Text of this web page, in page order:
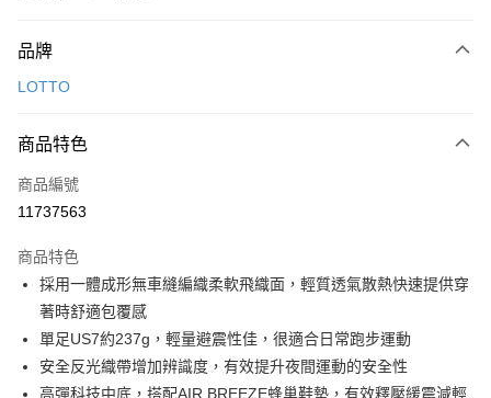
信用卡一次付款
LINE Pay
Apple Pay
悠遊付
Google Pay
全盈+PAY
AFTEE先享後付
品牌
LOTTO
商品特色
商品編號
11737563
商品特色
採用一體成形無車縫編織柔軟飛織面，輕質透氣散熱快速提供穿
著時舒適包覆感
單足US7約237g，輕量避震性佳，很適合日常跑步運動
安全反光織帶增加辨識度，有效提升夜間運動的安全性
高彈科技中底，搭配AIR BREEZE蜂巢鞋墊，有效釋壓緩震減輕